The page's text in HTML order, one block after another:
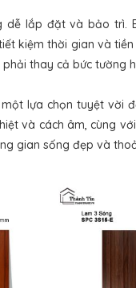
dễ lắp đặt và bảo trì.
kiệm thời gian và
thay cả bức tường
lựa chọn tuyệt vời
và cách âm, cùng
gian sống đẹp và